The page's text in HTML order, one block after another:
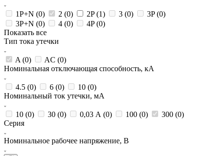
1P+N (0) 2 (0) 2P (1) 3 (0) 3P (0)
3P+N (0) 4 (0) 4P (0)
Показать все
Тип тока утечки
A (0) AC (0)
Номинальная отключающая способность, кА
4.5 (0) 6 (0) 10 (0)
Номинальный ток утечки, мА
10 (0) 30 (0) 0,03 А (0) 100 (0) 300 (0)
Серия
Номинальное рабочее напряжение, В